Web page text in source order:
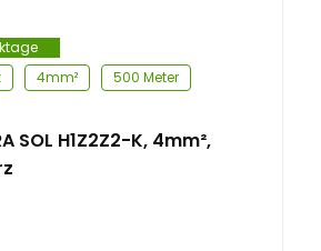
4mm² 500 Meter
SOL H1Z2Z2-K, 4mm²,